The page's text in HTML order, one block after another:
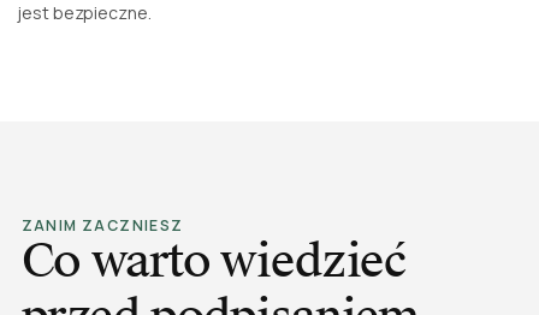
jest bezpieczne.
ZANIM ZACZNIESZ
Co warto wiedzieć